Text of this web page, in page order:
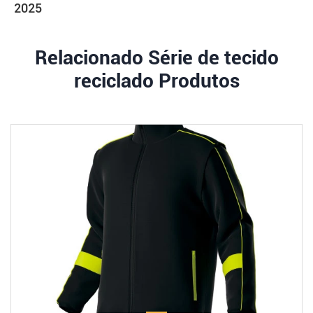
2025
Relacionado Série de tecido
reciclado Produtos